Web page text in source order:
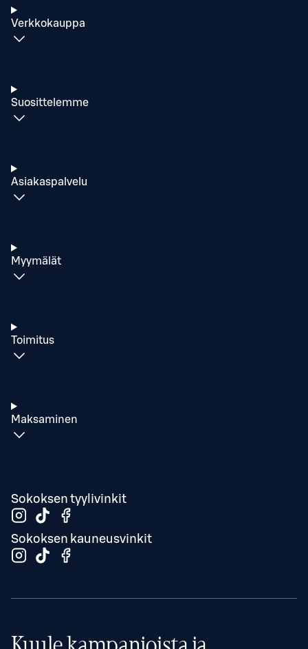
Verkkokauppa
Suosittelemme
Asiakaspalvelu
Myymälät
Toimitus
Maksaminen
Sokoksen tyylivinkit
Sokoksen kauneusvinkit